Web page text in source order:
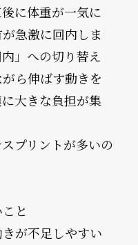
に体重が一気に
急激に回内しま
」への切り替え
ら伸ばす動きを
大きな負担が集
プリントが多いの
と
が不足しやすい